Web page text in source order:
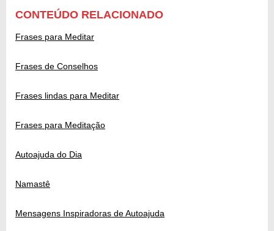
CONTEÚDO RELACIONADO
Frases para Meditar
Frases de Conselhos
Frases lindas para Meditar
Frases para Meditação
Autoajuda do Dia
Namastê
Mensagens Inspiradoras de Autoajuda